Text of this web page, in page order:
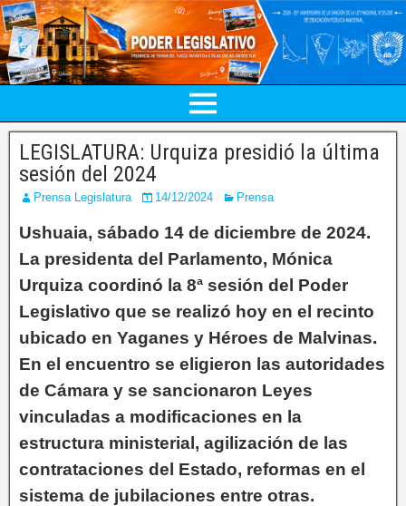
LEGISLATURA: Urquiza presidió la última
sesión del 2024
Prensa Legislatura 14/12/2024 Prensa
Ushuaia, sábado 14 de diciembre de 2024.
La presidenta del Parlamento, Mónica
Urquiza coordinó la 8ª sesión del Poder
Legislativo que se realizó hoy en el recinto
ubicado en Yaganes y Héroes de Malvinas.
En el encuentro se eligieron las autoridades
de Cámara y se sancionaron Leyes
vinculadas a modificaciones en la
estructura ministerial, agilización de las
contrataciones del Estado, reformas en el
sistema de jubilaciones entre otras.